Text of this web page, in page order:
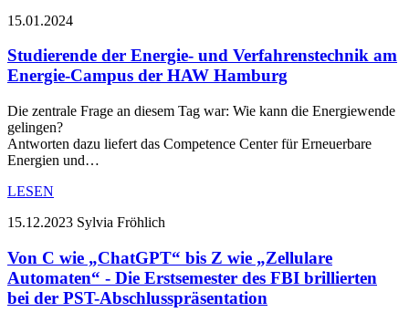
15.01.2024
Studierende der Energie- und Verfahrenstechnik am
Energie-Campus der HAW Hamburg
Die zentrale Frage an diesem Tag war: Wie kann die Energiewende
gelingen?
Antworten dazu liefert das Competence Center für Erneuerbare
Energien und…
LESEN
15.12.2023 Sylvia Fröhlich
Von C wie „ChatGPT“ bis Z wie „Zellulare
Automaten“ - Die Erstsemester des FBI brillierten
bei der PST-Abschlusspräsentation